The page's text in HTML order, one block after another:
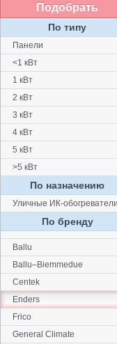
Подобрать
По типу
Панели
<1 кВт
1 кВт
2 кВт
3 кВт
4 кВт
5 кВт
>5 кВт
По назначению
Уличные ИК-обогреватели
По бренду
Ballu
Ballu–Biemmedue
Centek
Enders
Frico
General Climate